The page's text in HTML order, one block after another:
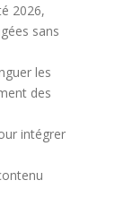
2026,
sans
les
des
intégrer